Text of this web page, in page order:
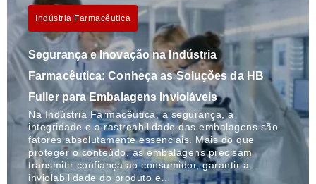
Indústria Farmacêutica
Segurança e Inovação na Indústria
Farmacêutica: Conheça as Soluções da HB
Fuller para Embalagens Invioláveis
Na Indústria Farmacêutica, a segurança, a
integridade e a rastreabilidade das embalagens são
fatores absolutamente essenciais. Mais do que
proteger o conteúdo, as embalagens precisam
transmitir confiança ao consumidor, garantir a
inviolabilidade do produto e…